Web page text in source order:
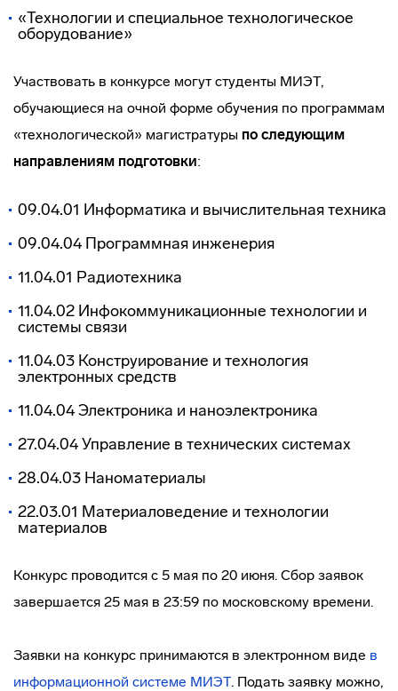
«Технологии и специальное технологическое
оборудование»
Участвовать в конкурсе могут студенты МИЭТ,
обучающиеся на очной форме обучения по программам
«технологической» магистратуры по следующим
направлениям подготовки:
09.04.01 Информатика и вычислительная техника
09.04.04 Программная инженерия
11.04.01 Радиотехника
11.04.02 Инфокоммуникационные технологии и
системы связи
11.04.03 Конструирование и технология
электронных средств
11.04.04 Электроника и наноэлектроника
27.04.04 Управление в технических системах
28.04.03 Наноматериалы
22.03.01 Материаловедение и технологии
материалов
Конкурс проводится с 5 мая по 20 июня. Сбор заявок
завершается 25 мая в 23:59 по московскому времени.
Заявки на конкурс принимаются в электронном виде в
информационной системе МИЭТ. Подать заявку можно,